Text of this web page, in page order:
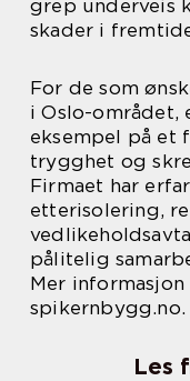
grep underveis
skader i
For de som
i Oslo-området,
eksempel på et
trygghet og
Firmaet har
etterisolering,
pålitelig
Mer
spikernbygg.no.
Les